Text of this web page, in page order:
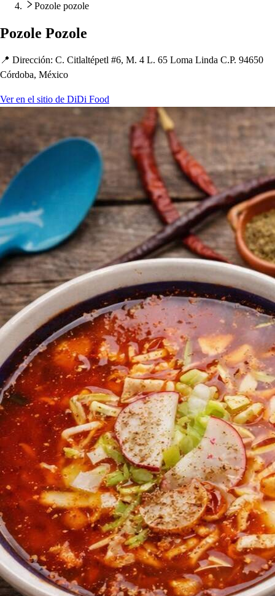
Pozole pozole
Pozole Pozole
📍 Dirección: C. Citlaltépetl #6, M. 4 L. 65 Loma Linda C.P. 94650
Córdoba, México
Ver en el sitio de DiDi Food